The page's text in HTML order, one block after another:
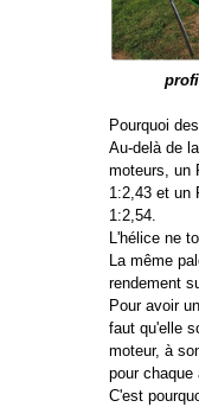
Pourquoi
Au-delà de
moteurs, un
1:2,43 et un
1:2,54.
L'hélice ne
La même
rendement
Pour avoir
faut qu'elle
moteur, à
pour chaque
C'est